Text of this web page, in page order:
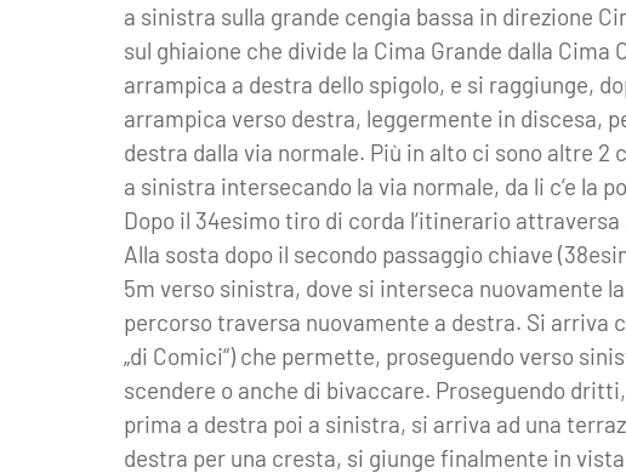
a sinistra sulla grande cengia bassa in direzione
sul ghiaione che divide la Cima Grande dalla Cima
arrampica a destra dello spigolo, e si raggiunge,
arrampica verso destra, leggermente in discesa,
destra dalla via normale. Più in alto ci sono altre
a sinistra intersecando la via normale, da li c‘e la
Dopo il 34esimo tiro di corda l‘itinerario
Alla sosta dopo il secondo passaggio chiave
5m verso sinistra, dove si interseca nuovamente
percorso traversa nuovamente a destra. Si arriva
„di Comici“) che permette, proseguendo verso
scendere o anche di bivaccare. Proseguendo
prima a destra poi a sinistra, si arriva ad una
destra per una cresta, si giunge finalmente in